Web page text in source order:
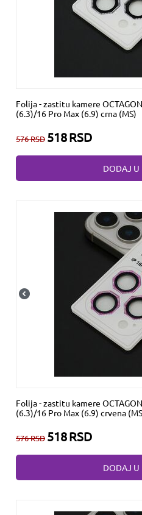
Folija - zastitu kamere
(6.3)/16 Pro Max (6.9) crna (MS)
576RSD 518RSD
DODAJ U
Folija - zastitu kamere
(6.3)/16 Pro Max (6.9) crvena
576RSD 518RSD
DODAJ U